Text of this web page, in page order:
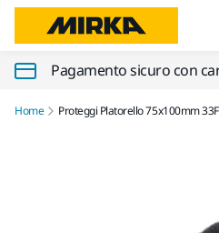
Pagamento sicuro con
Home Proteggi Platorello 75x100mm